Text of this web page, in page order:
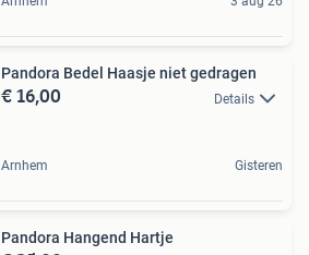
Pandora Bedel Haasje niet gedragen
€ 16,00 Details
Arnhem Gisteren
Pandora Hangend Hartje